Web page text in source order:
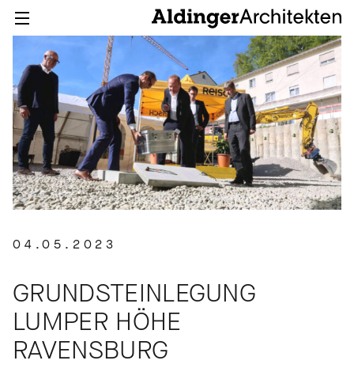
04.05.2023
GRUNDSTEINLEGUNG
LUMPER HÖHE
RAVENSBURG